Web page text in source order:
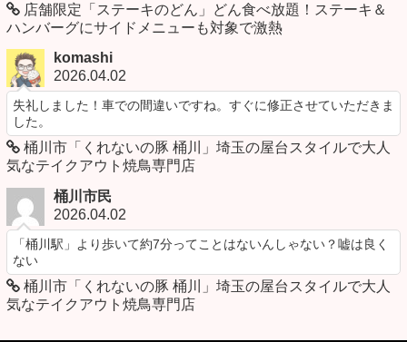
店舗限定「ステーキのどん」どん食べ放題！ステーキ＆
ハンバーグにサイドメニューも対象で激熱
komashi
2026.04.02
失礼しました！車での間違いですね。すぐに修正させていただきま
した。
桶川市「くれないの豚 桶川」埼玉の屋台スタイルで大人
気なテイクアウト焼鳥専門店
桶川市民
2026.04.02
「桶川駅」より歩いて約7分ってことはないんしゃない？嘘は良く
ない
桶川市「くれないの豚 桶川」埼玉の屋台スタイルで大人
気なテイクアウト焼鳥専門店